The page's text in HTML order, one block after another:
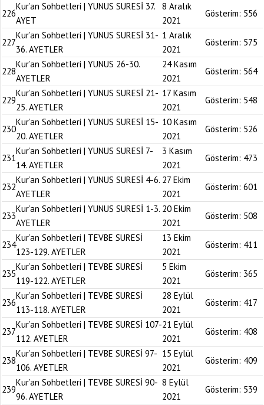
226
Kur’an Sohbetleri | YUNUS SURESİ 37.
AYET
8 Aralık
2021
Gösterim: 556
227
Kur’an Sohbetleri | YUNUS SURESİ 31-
36. AYETLER
1 Aralık
2021
Gösterim: 575
228
Kur’an Sohbetleri | YUNUS 26-30.
AYETLER
24 Kasım
2021
Gösterim: 564
229
Kur’an Sohbetleri | YUNUS SURESİ 21-
25. AYETLER
17 Kasım
2021
Gösterim: 548
230
Kur’an Sohbetleri | YUNUS SURESİ 15-
20. AYETLER
10 Kasım
2021
Gösterim: 526
231
Kur’an Sohbetleri | YUNUS SURESİ 7-
14. AYETLER
3 Kasım
2021
Gösterim: 473
232
Kur’an Sohbetleri | YUNUS SURESİ 4-6.
AYETLER
27 Ekim
2021
Gösterim: 601
233
Kur’an Sohbetleri | YUNUS SURESİ 1-3.
AYETLER
20 Ekim
2021
Gösterim: 508
234
Kur’an Sohbetleri | TEVBE SURESİ
123-129. AYETLER
13 Ekim
2021
Gösterim: 411
235
Kur’an Sohbetleri | TEVBE SURESİ
119-122. AYETLER
5 Ekim
2021
Gösterim: 365
236
Kur’an Sohbetleri | TEVBE SURESİ
113-118. AYETLER
28 Eylül
2021
Gösterim: 417
237
Kur’an Sohbetleri | TEVBE SURESİ 107-
112. AYETLER
21 Eylül
2021
Gösterim: 408
238
Kur’an Sohbetleri | TEVBE SURESİ 97-
106. AYETLER
15 Eylül
2021
Gösterim: 409
239
Kur’an Sohbetleri | TEVBE SURESİ 90-
96. AYETLER
8 Eylül
2021
Gösterim: 539